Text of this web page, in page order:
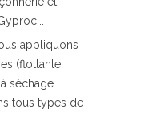
appliquons
(flottante,
séchage
tous types de